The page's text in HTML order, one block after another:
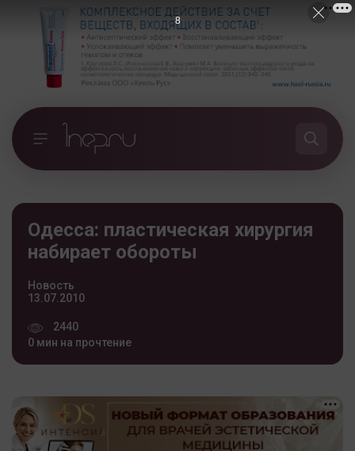
Одесса: пластическая хирургия
набирает обороты
Новость
13.07.2010
2440
0 мин на прочтение
7